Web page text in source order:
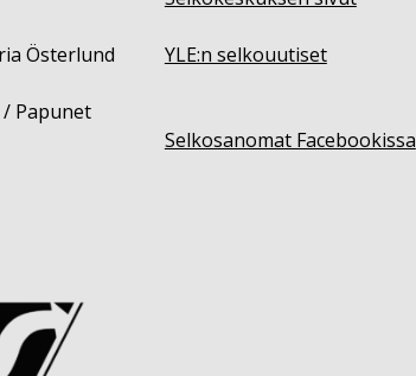
Österlund
Papunet
YLE:n selkouutiset
Selkosanomat Facebookissa